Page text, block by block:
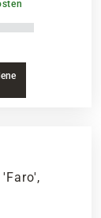
'Faro',